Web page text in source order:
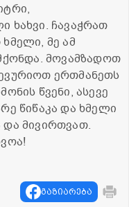
ხახვი. ჩავაჭრათ
მე ამ
მოვამზადოთ
ერთმანეთს
წვენი, ასევე
წიწაკა და ხმელი
მივირთვათ.
გაზიარება